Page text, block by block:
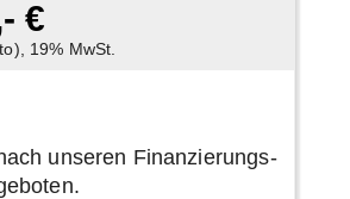
€
19% MwSt.
unseren Finanzierungs-